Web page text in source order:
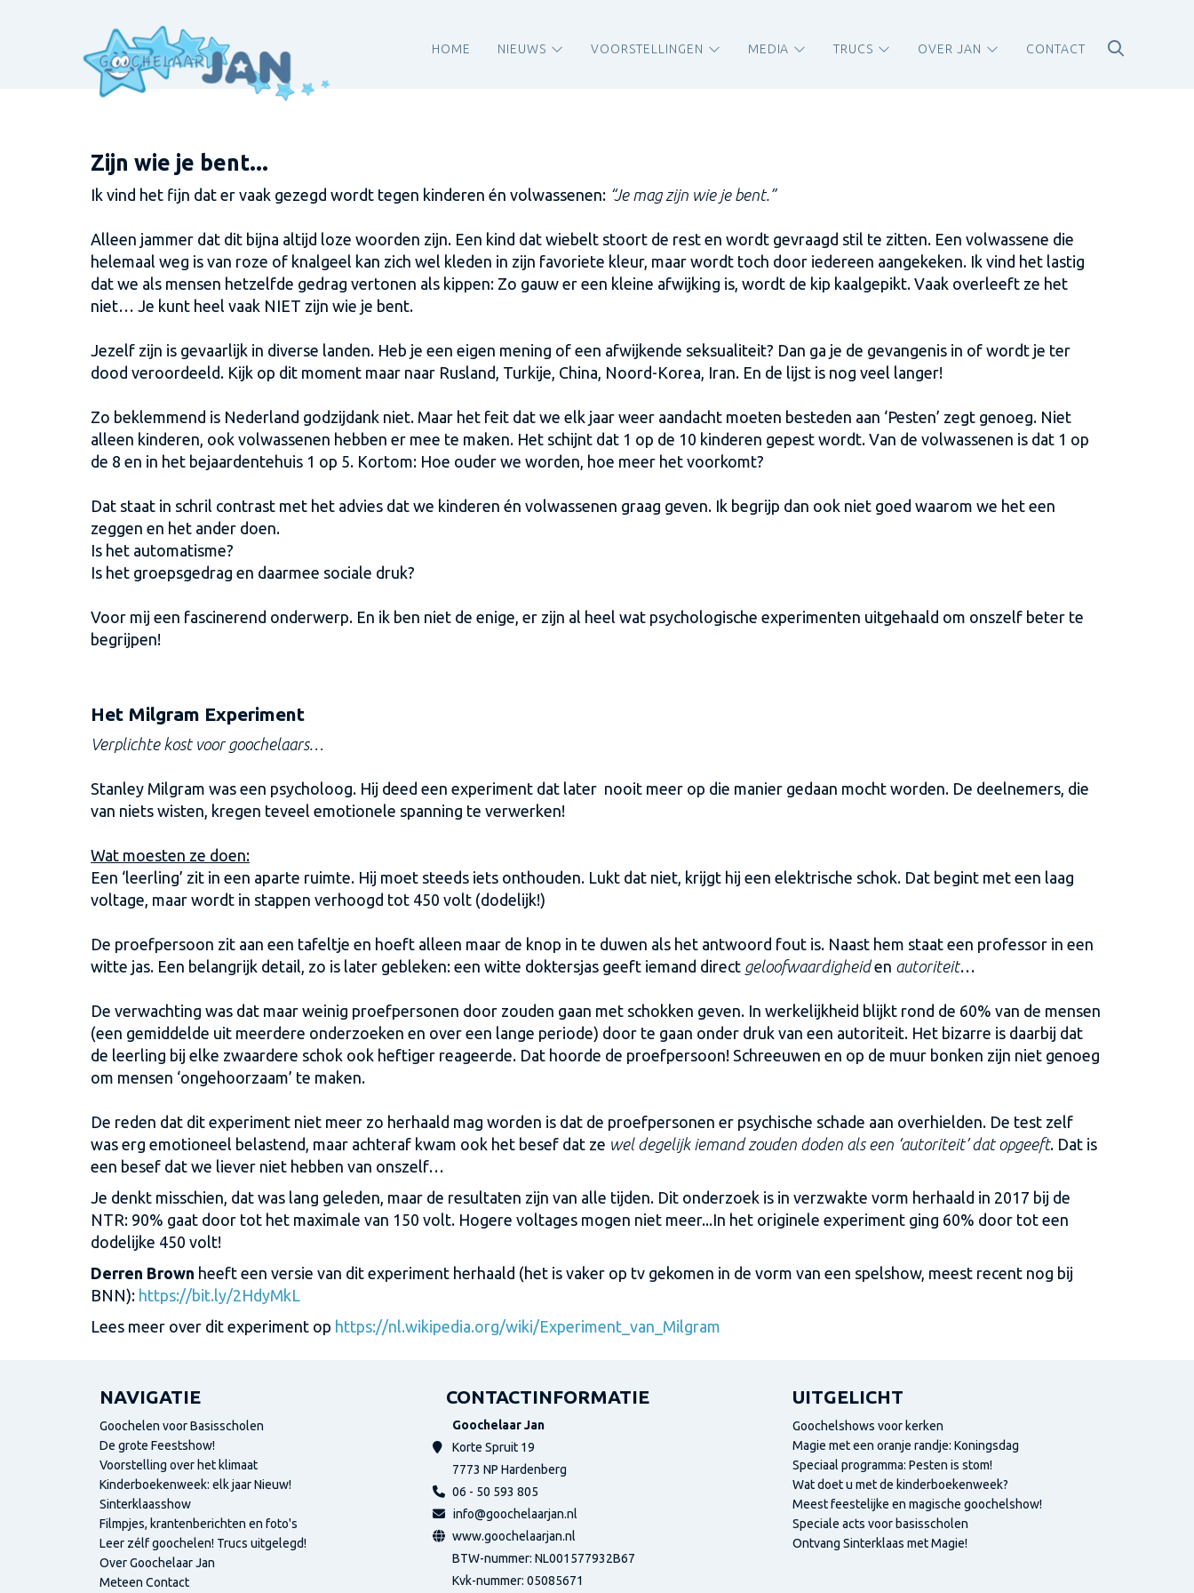
HOME NIEUWS VOORSTELLINGEN MEDIA TRUCS OVER JAN CONTACT
Zijn wie je bent...
Ik vind het fijn dat er vaak gezegd wordt tegen kinderen én volwassenen: “Je mag zijn wie je bent.”
Alleen jammer dat dit bijna altijd loze woorden zijn. Een kind dat wiebelt stoort de rest en wordt gevraagd stil te zitten. Een volwassene die
helemaal weg is van roze of knalgeel kan zich wel kleden in zijn favoriete kleur, maar wordt toch door iedereen aangekeken. Ik vind het lastig
dat we als mensen hetzelfde gedrag vertonen als kippen: Zo gauw er een kleine afwijking is, wordt de kip kaalgepikt. Vaak overleeft ze het
niet… Je kunt heel vaak NIET zijn wie je bent.
Jezelf zijn is gevaarlijk in diverse landen. Heb je een eigen mening of een afwijkende seksualiteit? Dan ga je de gevangenis in of wordt je ter
dood veroordeeld. Kijk op dit moment maar naar Rusland, Turkije, China, Noord-Korea, Iran. En de lijst is nog veel langer!
Zo beklemmend is Nederland godzijdank niet. Maar het feit dat we elk jaar weer aandacht moeten besteden aan ‘Pesten’ zegt genoeg. Niet
alleen kinderen, ook volwassenen hebben er mee te maken. Het schijnt dat 1 op de 10 kinderen gepest wordt. Van de volwassenen is dat 1 op
de 8 en in het bejaardentehuis 1 op 5. Kortom: Hoe ouder we worden, hoe meer het voorkomt?
Dat staat in schril contrast met het advies dat we kinderen én volwassenen graag geven. Ik begrijp dan ook niet goed waarom we het een
zeggen en het ander doen.
Is het automatisme?
Is het groepsgedrag en daarmee sociale druk?
Voor mij een fascinerend onderwerp. En ik ben niet de enige, er zijn al heel wat psychologische experimenten uitgehaald om onszelf beter te
begrijpen!
Het Milgram Experiment
Verplichte kost voor goochelaars…
Stanley Milgram was een psycholoog. Hij deed een experiment dat later nooit meer op die manier gedaan mocht worden. De deelnemers, die
van niets wisten, kregen teveel emotionele spanning te verwerken!
Wat moesten ze doen:
Een ‘leerling’ zit in een aparte ruimte. Hij moet steeds iets onthouden. Lukt dat niet, krijgt hij een elektrische schok. Dat begint met een laag
voltage, maar wordt in stappen verhoogd tot 450 volt (dodelijk!)
De proefpersoon zit aan een tafeltje en hoeft alleen maar de knop in te duwen als het antwoord fout is. Naast hem staat een professor in een
witte jas. Een belangrijk detail, zo is later gebleken: een witte doktersjas geeft iemand direct geloofwaardigheiden autoriteit…
De verwachting was dat maar weinig proefpersonen door zouden gaan met schokken geven. In werkelijkheid blijkt rond de 60% van de mensen
(een gemiddelde uit meerdere onderzoeken en over een lange periode) door te gaan onder druk van een autoriteit. Het bizarre is daarbij dat
de leerling bij elke zwaardere schok ook heftiger reageerde. Dat hoorde de proefpersoon! Schreeuwen en op de muur bonken zijn niet genoeg
om mensen ‘ongehoorzaam’ te maken.
De reden dat dit experiment niet meer zo herhaald mag worden is dat de proefpersonen er psychische schade aan overhielden. De test zelf
was erg emotioneel belastend, maar achteraf kwam ook het besef dat ze wel degelijk iemand zouden doden als een ‘autoriteit’ dat opgeeft. Dat is
een besef dat we liever niet hebben van onszelf…
Je denkt misschien, dat was lang geleden, maar de resultaten zijn van alle tijden. Dit onderzoek is in verzwakte vorm herhaald in 2017 bij de
NTR: 90% gaat door tot het maximale van 150 volt. Hogere voltages mogen niet meer...In het originele experiment ging 60% door tot een
dodelijke 450 volt!
Derren Brown heeft een versie van dit experiment herhaald (het is vaker op tv gekomen in de vorm van een spelshow, meest recent nog bij
BNN): https://bit.ly/2HdyMkL
Lees meer over dit experiment op https://nl.wikipedia.org/wiki/Experiment_van_Milgram
NAVIGATIE
Goochelen voor Basisscholen
De grote Feestshow!
Voorstelling over het klimaat
Kinderboekenweek: elk jaar Nieuw!
Sinterklaasshow
Filmpjes, krantenberichten en foto's
Leer zélf goochelen! Trucs uitgelegd!
Over Goochelaar Jan
Meteen Contact
CONTACTINFORMATIE
Goochelaar Jan
Korte Spruit 19
7773 NP Hardenberg
06 - 50 593 805
info@goochelaarjan.nl
www.goochelaarjan.nl
BTW-nummer: NL001577932B67
Kvk-nummer: 05085671
UITGELICHT
Goochelshows voor kerken
Magie met een oranje randje: Koningsdag
Speciaal programma: Pesten is stom!
Wat doet u met de kinderboekenweek?
Meest feestelijke en magische goochelshow!
Speciale acts voor basisscholen
Ontvang Sinterklaas met Magie!